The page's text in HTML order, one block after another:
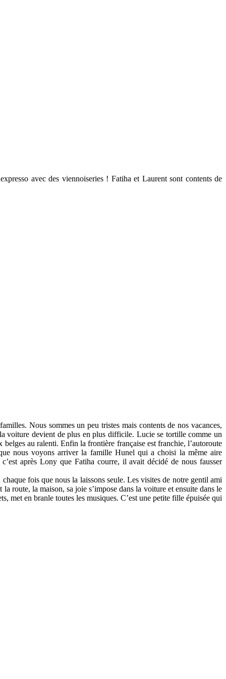
avec des viennoiseries ! Fatiha et Laurent sont contents de
Nous sommes un peu tristes mais contents de nos vacances,
voiture devient de plus en plus difficile. Lucie se tortille comme un
au ralenti. Enfin la frontière française est franchie, l’autoroute
nous voyons arriver la famille Hunel qui a choisi la même aire
après Lony que Fatiha courre, il avait décidé de nous fausser
fois que nous la laissons seule. Les visites de notre gentil ami
route, la maison, sa joie s’impose dans la voiture et ensuite dans le
met en branle toutes les musiques. C’est une petite fille épuisée qui